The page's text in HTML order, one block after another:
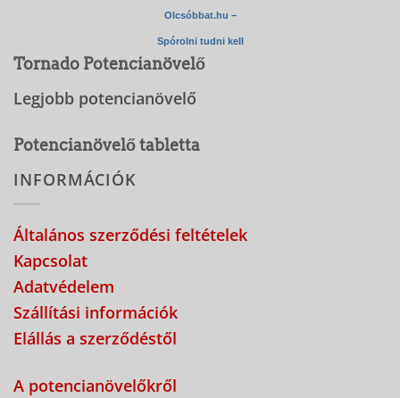
Olcsóbbat.hu –
Spórolni tudni kell
Tornado Potencianövelő
Legjobb potencianövelő
Potencianövelő tabletta
INFORMÁCIÓK
Általános szerződési feltételek
Kapcsolat
Adatvédelem
Szállítási információk
Elállás a szerződéstől
A potencianövelőkről